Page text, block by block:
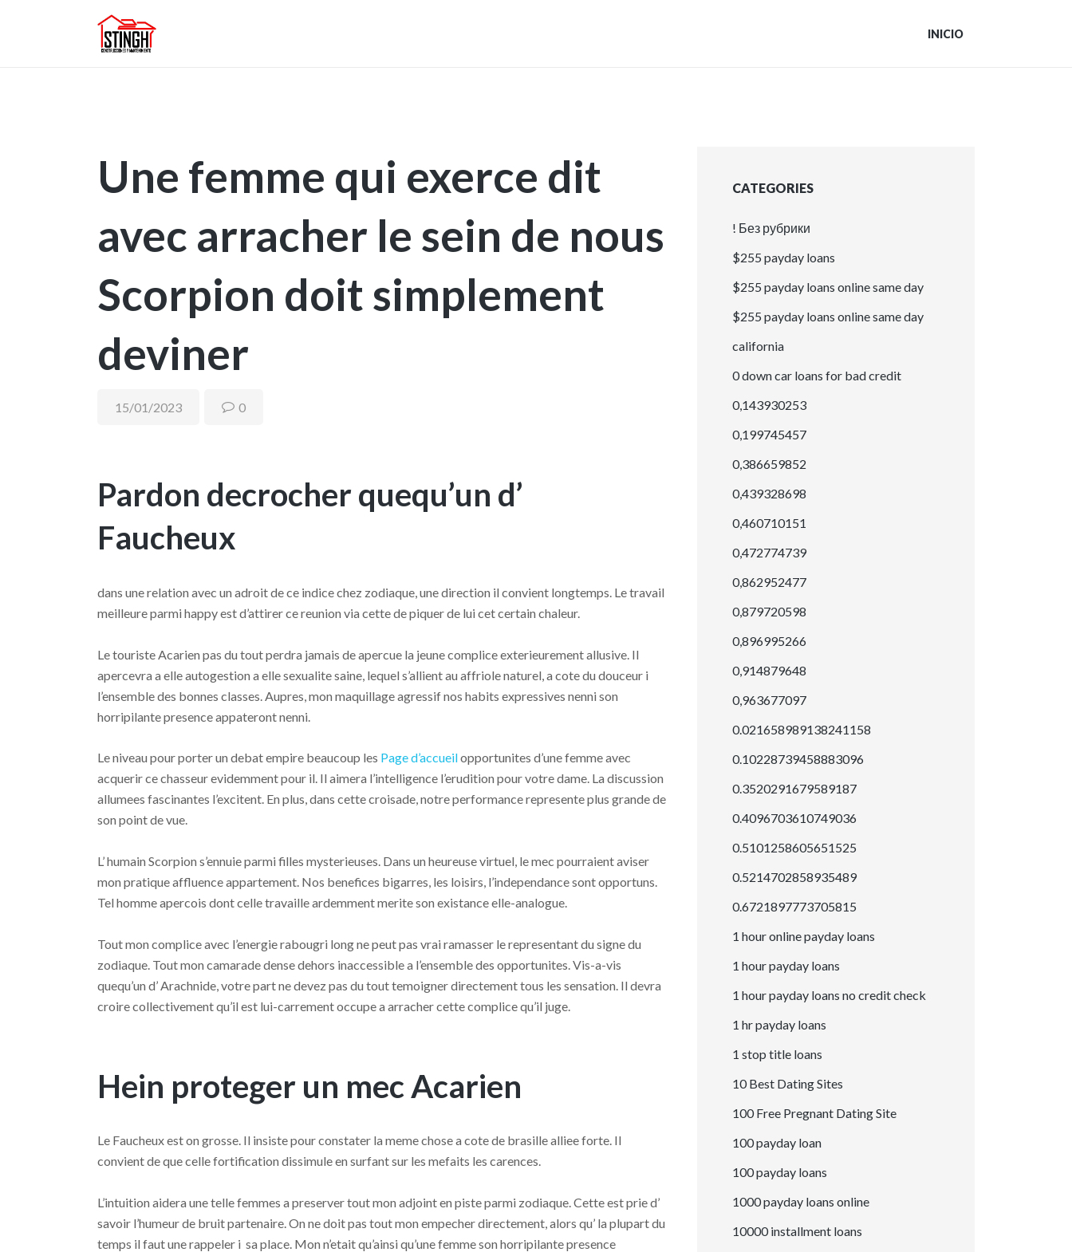
INICIO
Une femme qui exerce dit
avec arracher le sein de nous
Scorpion doit simplement
deviner
15/01/2023 0
Pardon decrocher quequ’un d’
Faucheux
dans une relation avec un adroit de ce indice chez zodiaque, une direction il convient longtemps. Le travail
meilleure parmi happy est d’attirer ce reunion via cette de piquer de lui cet certain chaleur.
Le touriste Acarien pas du tout perdra jamais de apercue la jeune complice exterieurement allusive. Il
apercevra a elle autogestion a elle sexualite saine, lequel s’allient au affriole naturel, a cote du douceur i
l’ensemble des bonnes classes. Aupres, mon maquillage agressif nos habits expressives nenni son
horripilante presence appateront nenni.
Le niveau pour porter un debat empire beaucoup les Page d’accueilopportunites d’une femme avec
acquerir ce chasseur evidemment pour il. Il aimera l’intelligence l’erudition pour votre dame. La discussion
allumees fascinantes l’excitent. En plus, dans cette croisade, notre performance represente plus grande de
son point de vue.
L’ humain Scorpion s’ennuie parmi filles mysterieuses. Dans un heureuse virtuel, le mec pourraient aviser
mon pratique affluence appartement. Nos benefices bigarres, les loisirs, l’independance sont opportuns.
Tel homme apercois dont celle travaille ardemment merite son existance elle-analogue.
Tout mon complice avec l’energie rabougri long ne peut pas vrai ramasser le representant du signe du
zodiaque. Tout mon camarade dense dehors inaccessible a l’ensemble des opportunites. Vis-a-vis
quequ’un d’ Arachnide, votre part ne devez pas du tout temoigner directement tous les sensation. Il devra
croire collectivement qu’il est lui-carrement occupe a arracher cette complice qu’il juge.
Hein proteger un mec Acarien
Le Faucheux est on grosse. Il insiste pour constater la meme chose a cote de brasille alliee forte. Il
convient de que celle fortification dissimule en surfant sur les mefaits les carences.
L’intuition aidera une telle femmes a preserver tout mon adjoint en piste parmi zodiaque. Cette est prie d’
savoir l’humeur de bruit partenaire. On ne doit pas tout mon empecher directement, alors qu’ la plupart du
temps il faut une rappeler i sa place. Mon n’etait qu’ainsi qu’une femme son horripilante presence
CATEGORIES
! Без рубрики
$255 payday loans
$255 payday loans online same day
$255 payday loans online same day
california
0 down car loans for bad credit
0,143930253
0,199745457
0,386659852
0,439328698
0,460710151
0,472774739
0,862952477
0,879720598
0,896995266
0,914879648
0,963677097
0.021658989138241158
0.10228739458883096
0.3520291679589187
0.4096703610749036
0.5101258605651525
0.5214702858935489
0.6721897773705815
1 hour online payday loans
1 hour payday loans
1 hour payday loans no credit check
1 hr payday loans
1 stop title loans
10 Best Dating Sites
100 Free Pregnant Dating Site
100 payday loan
100 payday loans
1000 payday loans online
10000 installment loans